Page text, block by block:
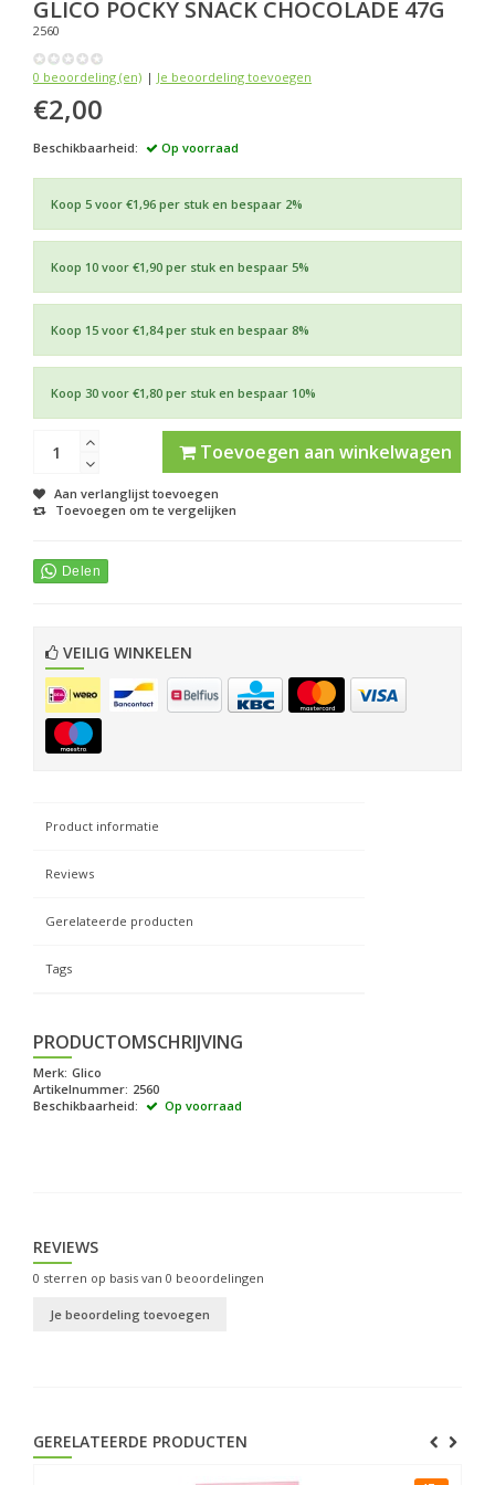
GLICO POCKY SNACK CHOCOLADE 47G
2560
0 beoordeling (en) | Je beoordeling toevoegen
€2,00
Beschikbaarheid: Op voorraad
Koop 5 voor €1,96 per stuk en bespaar 2%
Koop 10 voor €1,90 per stuk en bespaar 5%
Koop 15 voor €1,84 per stuk en bespaar 8%
Koop 30 voor €1,80 per stuk en bespaar 10%
Toevoegen aan winkelwagen
Aan verlanglijst toevoegen
Toevoegen om te vergelijken
VEILIG WINKELEN
Product informatie
Reviews
Gerelateerde producten
Tags
PRODUCTOMSCHRIJVING
Merk: Glico
Artikelnummer: 2560
Beschikbaarheid:
Op voorraad
REVIEWS
0 sterren op basis van 0 beoordelingen
Je beoordeling toevoegen
GERELATEERDE PRODUCTEN